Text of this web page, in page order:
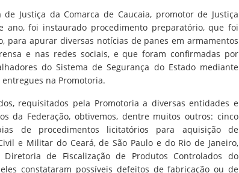
Justiça da Comarca de Caucaia, promotor de Justiça
ano, foi instaurado procedimento preparatório, que foi
para apurar diversas notícias de panes em armamentos
e nas redes sociais, e que foram confirmadas por
do Sistema de Segurança do Estado mediante
na Promotoria.
requisitados pela Promotoria a diversas entidades e
da Federação, obtivemos, dentre muitos outros: cinco
de procedimentos licitatórios para aquisição de
e Militar do Ceará, de São Paulo e do Rio de Janeiro,
de Fiscalização de Produtos Controlados do
constataram possíveis defeitos de fabricação ou de